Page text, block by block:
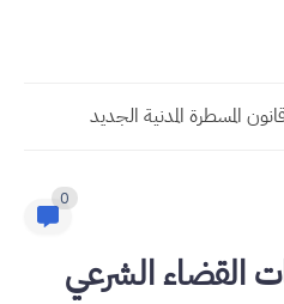
0
القضاء الشرعي